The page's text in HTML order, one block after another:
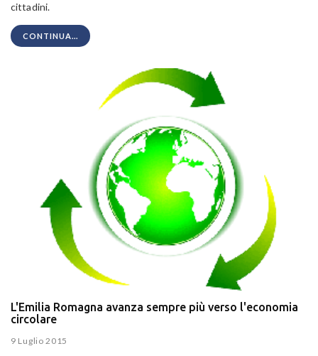
cittadini.
CONTINUA...
L'Emilia Romagna avanza sempre più verso l'economia
circolare
9 Luglio 2015